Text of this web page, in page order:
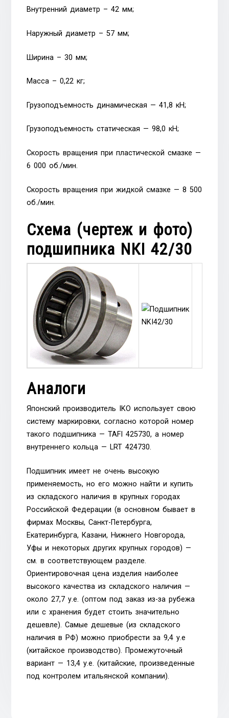
Внутренний диаметр – 42 мм;
Наружный диаметр – 57 мм;
Ширина – 30 мм;
Масса – 0,22 кг;
Грузоподъемность динамическая — 41,8 кН;
Грузоподъемность статическая — 98,0 кН;
Скорость вращения при пластической смазке —
6 000 об./мин.
Скорость вращения при жидкой смазке — 8 500
об./мин.
Схема (чертеж и фото)
подшипника NКI 42/30
Аналоги
Японский производитель IKO использует свою
систему маркировки, согласно которой номер
такого подшипника — TAFI 425730, а номер
внутреннего кольца — LRT 424730.
Подшипник имеет не очень высокую
применяемость, но его можно найти и купить
из складского наличия в крупных городах
Российской Федерации (в основном бывает в
фирмах Москвы, Санкт-Петербурга,
Екатеринбурга, Казани, Нижнего Новгорода,
Уфы и некоторых других крупных городов) —
см. в соответствующем разделе.
Ориентировочная цена изделия наиболее
высокого качества из складского наличия —
около 27,7 у.е. (оптом под заказ из-за рубежа
или с хранения будет стоить значительно
дешевле). Самые дешевые (из складского
наличия в РФ) можно приобрести за 9,4 у.е
(китайское производство). Промежуточный
вариант — 13,4 у.е. (китайские, произведенные
под контролем итальянской компании).